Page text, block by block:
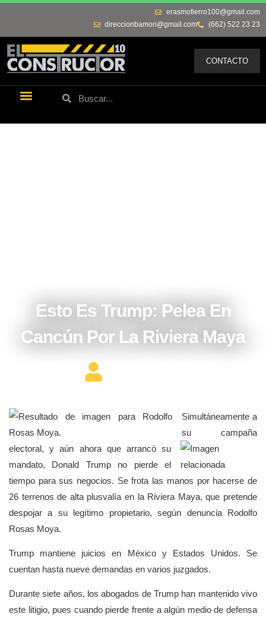
(662) 522 23 23
direccionbamori@gmail.com
erasmofierro100@gmail.com
CONTACTO
Esto Es Trump: Pelea En
Cancún Por La Riviera Maya
Simultáneamente a
su campaña
electoral, y aún ahora que arrancó su
mandato, Donald Trump no pierde el
tiempo para sus negocios. Se frota las manos por hacerse de
26 terrenos de alta plusvalía en la Riviera Maya, que pretende
despojar a su legítimo propietario, según denuncia Rodolfo
Rosas Moya.
Trump mantiene juicios en México y Estados Unidos. Se
cuentan hasta nueve demandas en varios juzgados.
Durante siete años, los abogados de Trump han mantenido vivo
este litigio, pues cuando pierde frente a algún medio de defensa